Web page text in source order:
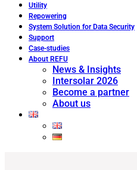
Utility
Repowering
System Solution for Data Security
Support
Case-studies
About REFU
News & Insights
Intersolar 2026
Become a partner
About us